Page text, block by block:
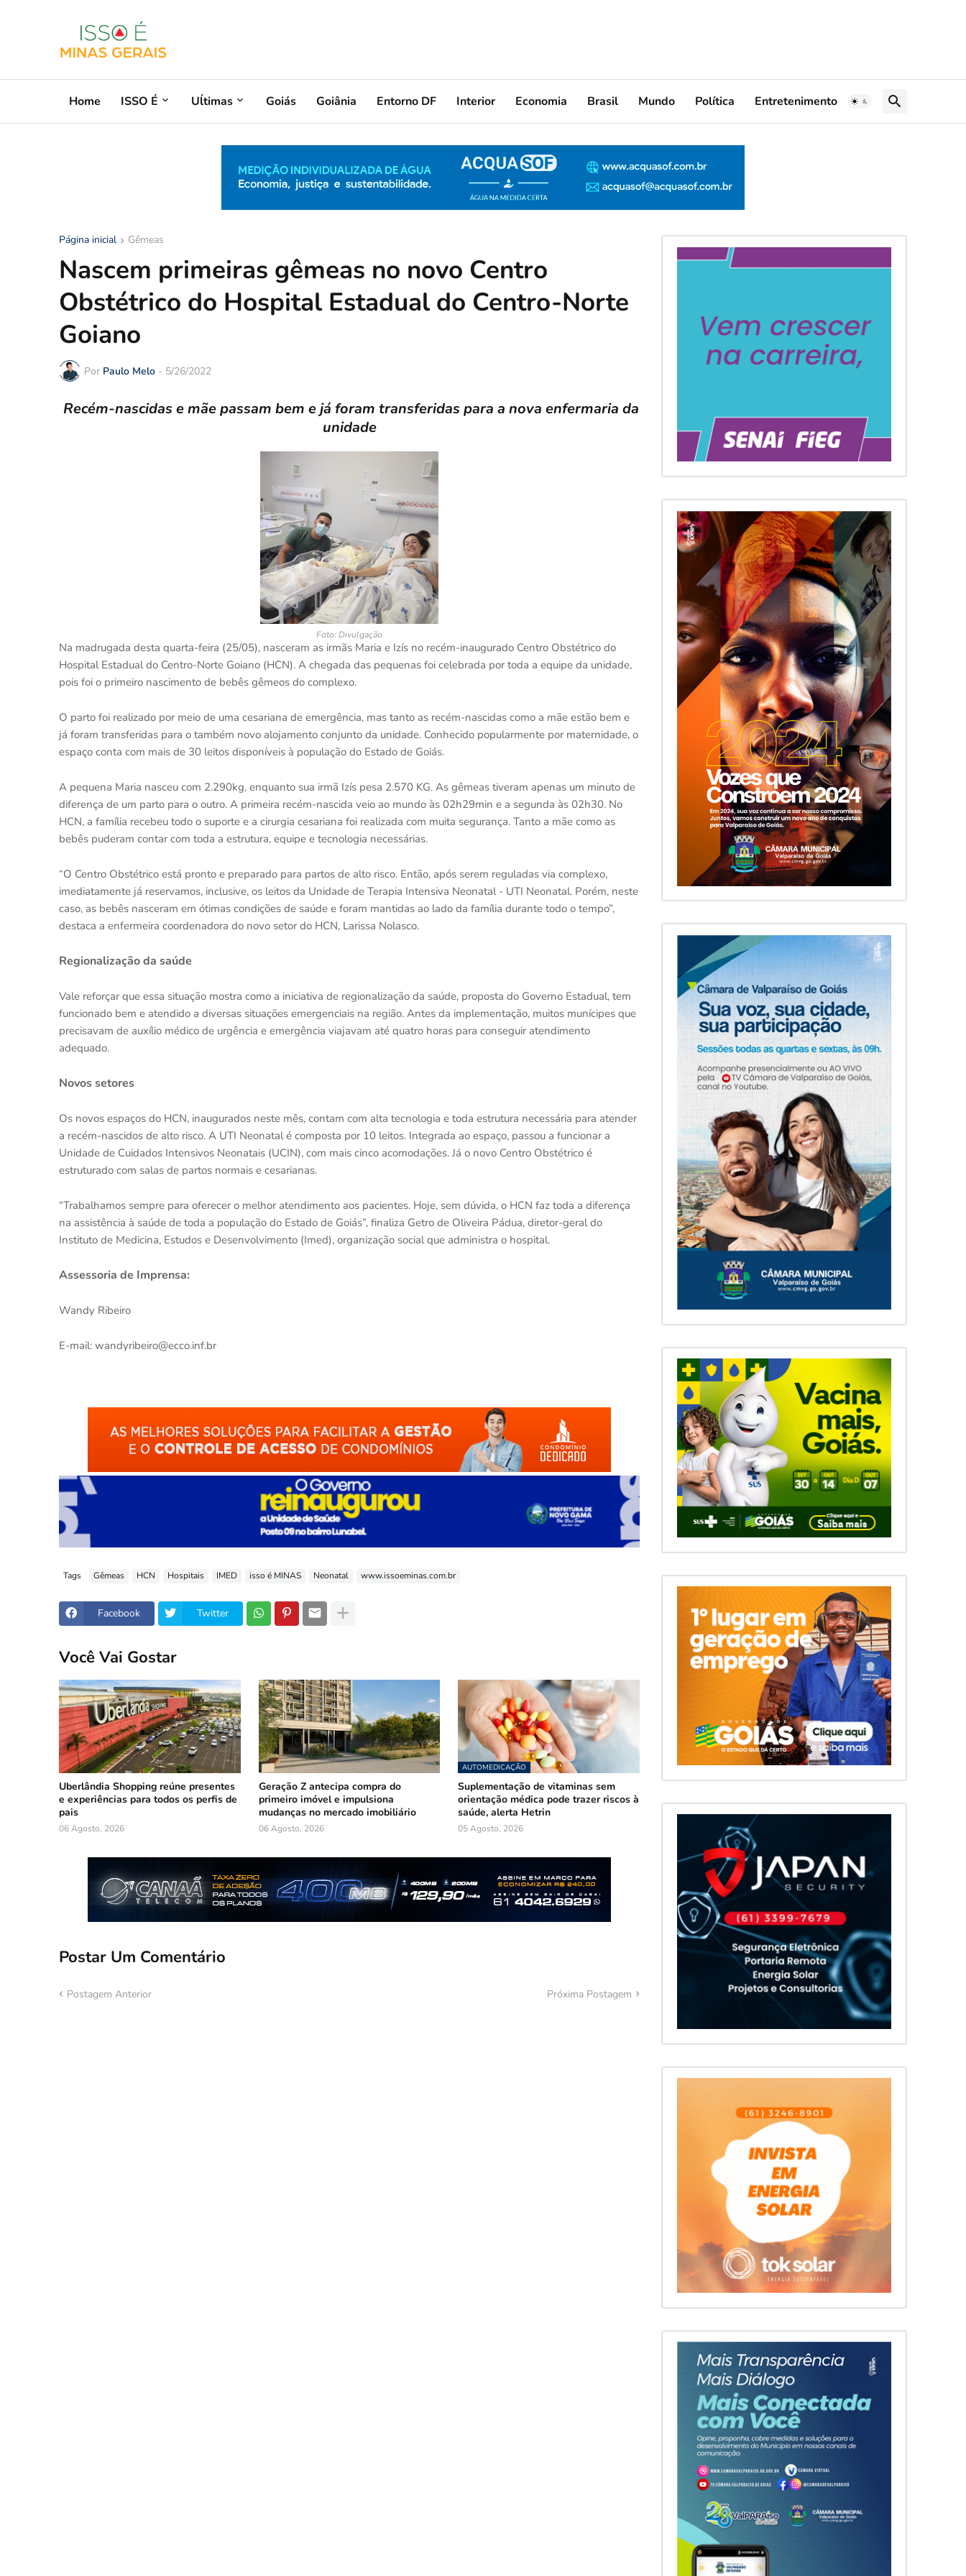
Home ISSO É Uĺtimas Goiás Goiânia Entorno DF Interior Economia Brasil Mundo Política Entretenimento
Página inicial Gêmeas
Nascem primeiras gêmeas no novo Centro
Obstétrico do Hospital Estadual do Centro-Norte
Goiano
Por Paulo Melo - 5/26/2022
Recém-nascidas e mãe passam bem e já foram transferidas para a nova enfermaria da
unidade
Foto: Divulgação
Na madrugada desta quarta-feira (25/05), nasceram as irmãs Maria e Izís no recém-inaugurado Centro Obstétrico do
Hospital Estadual do Centro-Norte Goiano (HCN). A chegada das pequenas foi celebrada por toda a equipe da unidade,
pois foi o primeiro nascimento de bebês gêmeos do complexo.
O parto foi realizado por meio de uma cesariana de emergência, mas tanto as recém-nascidas como a mãe estão bem e
já foram transferidas para o também novo alojamento conjunto da unidade. Conhecido popularmente por maternidade, o
espaço conta com mais de 30 leitos disponíveis à população do Estado de Goiás.
A pequena Maria nasceu com 2.290kg, enquanto sua irmã Izís pesa 2.570 KG. As gêmeas tiveram apenas um minuto de
diferença de um parto para o outro. A primeira recém-nascida veio ao mundo às 02h29min e a segunda às 02h30. No
HCN, a família recebeu todo o suporte e a cirurgia cesariana foi realizada com muita segurança. Tanto a mãe como as
bebês puderam contar com toda a estrutura, equipe e tecnologia necessárias.
“O Centro Obstétrico está pronto e preparado para partos de alto risco. Então, após serem reguladas via complexo,
imediatamente já reservamos, inclusive, os leitos da Unidade de Terapia Intensiva Neonatal - UTI Neonatal. Porém, neste
caso, as bebês nasceram em ótimas condições de saúde e foram mantidas ao lado da família durante todo o tempo”,
destaca a enfermeira coordenadora do novo setor do HCN, Larissa Nolasco.
Regionalização da saúde
Vale reforçar que essa situação mostra como a iniciativa de regionalização da saúde, proposta do Governo Estadual, tem
funcionado bem e atendido a diversas situações emergenciais na região. Antes da implementação, muitos munícipes que
precisavam de auxílio médico de urgência e emergência viajavam até quatro horas para conseguir atendimento
adequado.
Novos setores
Os novos espaços do HCN, inaugurados neste mês, contam com alta tecnologia e toda estrutura necessária para atender
a recém-nascidos de alto risco. A UTI Neonatal é composta por 10 leitos. Integrada ao espaço, passou a funcionar a
Unidade de Cuidados Intensivos Neonatais (UCIN), com mais cinco acomodações. Já o novo Centro Obstétrico é
estruturado com salas de partos normais e cesarianas.
“Trabalhamos sempre para oferecer o melhor atendimento aos pacientes. Hoje, sem dúvida, o HCN faz toda a diferença
na assistência à saúde de toda a população do Estado de Goiás”, finaliza Getro de Oliveira Pádua, diretor-geral do
Instituto de Medicina, Estudos e Desenvolvimento (Imed), organização social que administra o hospital.
Assessoria de Imprensa:
Wandy Ribeiro
E-mail: wandyribeiro@ecco.inf.br
Tags Gêmeas HCN Hospitais IMED isso é MINAS Neonatal www.issoeminas.com.br
Facebook Twitter
Você Vai Gostar
Uberlândia Shopping reúne presentes
e experiências para todos os perfis de
pais
06 Agosto, 2026
Geração Z antecipa compra do
primeiro imóvel e impulsiona
mudanças no mercado imobiliário
06 Agosto, 2026
AUTOMEDICAÇÃO
Suplementação de vitaminas sem
orientação médica pode trazer riscos à
saúde, alerta Hetrin
05 Agosto, 2026
Postar Um Comentário
Postagem Anterior Próxima Postagem